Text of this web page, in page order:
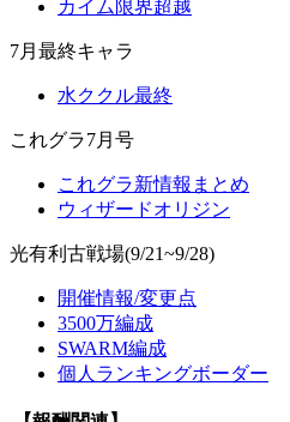
カイム限界超越
7月最終キャラ
水ククル最終
これグラ7月号
これグラ新情報まとめ
ウィザードオリジン
光有利古戦場(9/21~9/28)
開催情報/変更点
3500万編成
SWARM編成
個人ランキングボーダー